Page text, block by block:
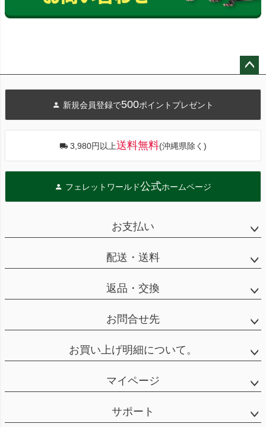
へ
新規会員登録で500ポイントプレゼント
3,980円以上送料無料(沖縄県除く)
フェレットワールド公式ホームページ
お支払い
配送・送料
返品・交換
お問合せ先
お買い上げ明細について。
マイページ
サポート